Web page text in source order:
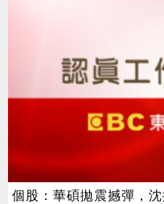
個股：華碩拋震撼彈，